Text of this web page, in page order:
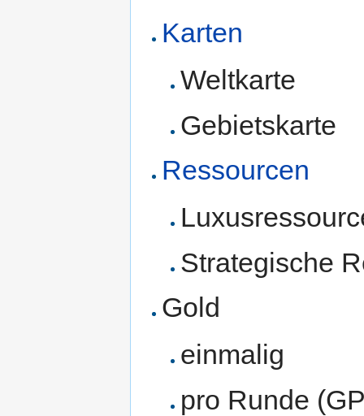
Karten
Weltkarte
Gebietskarte
Ressourcen
Strategische
Gold
einmalig
pro Runde